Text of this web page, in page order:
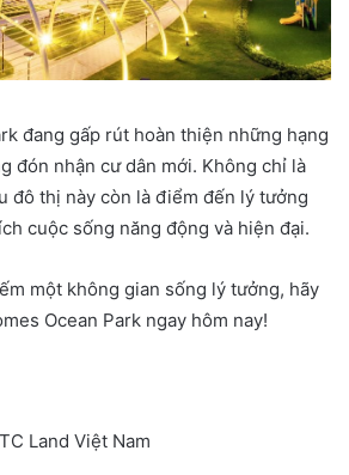
đang gấp rút hoàn thiện những hạng
đón nhận cư dân mới. Không chỉ là
đô thị này còn là điểm đến lý tưởng
cuộc sống năng động và hiện đại.
một không gian sống lý tưởng, hãy
Ocean Park ngay hôm nay!
Land Việt Nam